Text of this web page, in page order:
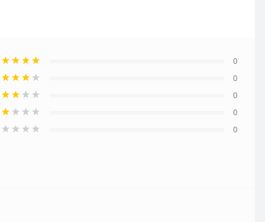
0
0
0
0
0